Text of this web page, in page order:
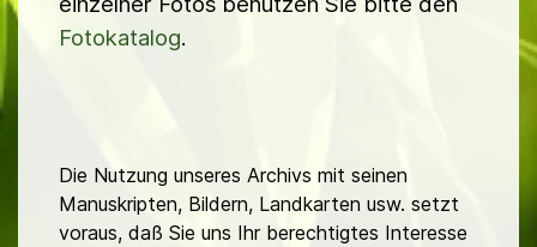
Fotokatalog.
Die Nutzung unseres Archivs mit seinen
Manuskripten, Bildern, Landkarten usw. setzt
voraus, daß Sie uns Ihr berechtigtes Interesse